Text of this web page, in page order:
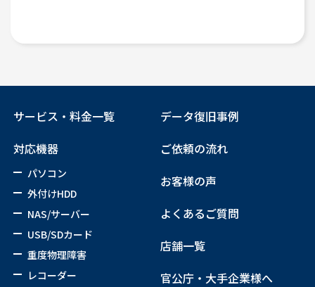
サービス・料金一覧
対応機器
パソコン
外付けHDD
NAS/サーバー
USB/SDカード
重度物理障害
レコーダー
データ復旧事例
ご依頼の流れ
お客様の声
よくあるご質問
店舗一覧
官公庁・大手企業様へ